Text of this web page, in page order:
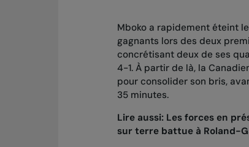
Mboko a rapidement éteint
gagnants lors des deux
concrétisant deux de ses
4-1. À partir de là, la
pour consolider son bris,
35 minutes.
Lire aussi: Les forces en
sur terre battue à Roland-